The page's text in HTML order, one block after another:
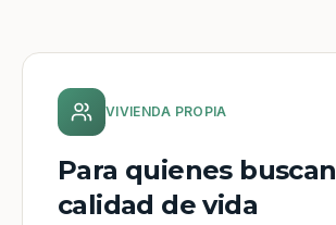
VIVIENDA PROPIA
Para quienes buscan
calidad de vida